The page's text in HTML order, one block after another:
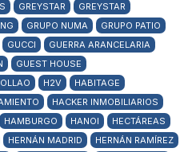
GREYSTAR
GREYSTAR
GRUPO NUMA
GRUPO PATIO
GUCCI
GUERRA ARANCELARIA
GUEST HOUSE
H2V
HABITAGE
HACKER INMOBILIARIOS
HAMBURGO HANOI
HECTÁREAS
HERNÁN MADRID HERNÁN RAMÍREZ